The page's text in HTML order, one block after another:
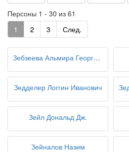
Персоны 1 - 30 из 61
1
2 3 След.
Зебзеева Альмира Георгиевна
Зедделер Логгин Иванович
Зейл Дональд Дж.
Зейналов Назим